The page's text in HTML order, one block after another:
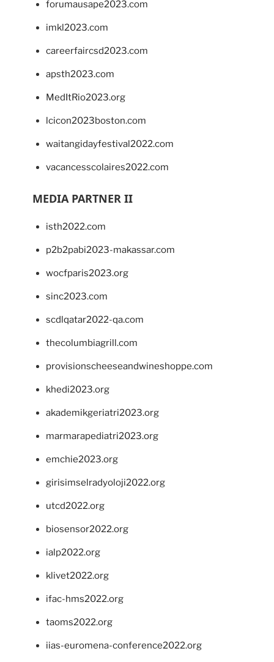
forumausape2023.com
imkl2023.com
careerfaircsd2023.com
apsth2023.com
MedItRio2023.org
lcicon2023boston.com
waitangidayfestival2022.com
vacancesscolaires2022.com
MEDIA PARTNER II
isth2022.com
p2b2pabi2023-makassar.com
wocfparis2023.org
sinc2023.com
scdlqatar2022-qa.com
thecolumbiagrill.com
provisionscheeseandwineshoppe.com
khedi2023.org
akademikgeriatri2023.org
marmarapediatri2023.org
emchie2023.org
girisimselradyoloji2022.org
utcd2022.org
biosensor2022.org
ialp2022.org
klivet2022.org
ifac-hms2022.org
taoms2022.org
iias-euromena-conference2022.org